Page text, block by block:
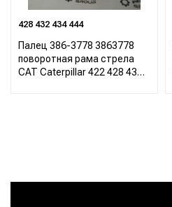
428 432 434 444
Палец 386-3778 3863778
поворотная рама стрела
CAT Caterpillar 422 428 432